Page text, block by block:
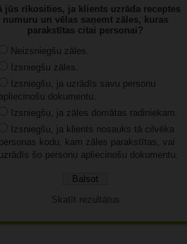
jūs rīkosities, ja klients uzrāda receptes
numuru un vēlas saņemt zāles, kuras
parakstītas citai personai?
Neizsniegšu zāles.
Izsniegšu zāles.
Izsniegšu, ja uzrādīs savu personu
dokumentu.
Izsniegšu, ja zāles domātas radiniekam.
Izsniegšu, ja klients nosauks tā cilvēka
kodu, kam zāles parakstītas, vai
šo personu apliecinošu dokumentu.
Skatīt rezultātus